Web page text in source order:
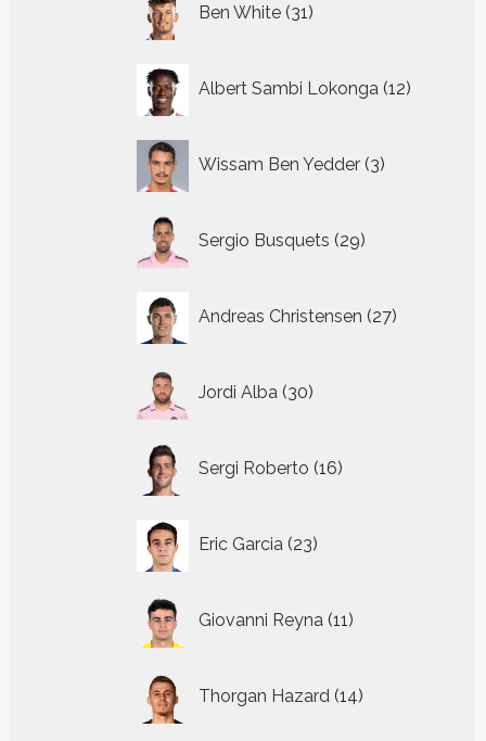
Ben White 31
producten
Albert Sambi Lokonga 12
Wissam Ben Yedder 3
producten
Sergio Busquets 29
producten
Andreas Christensen 27
producten
Jordi Alba 30
producten
Sergi Roberto 16
producten
Eric Garcia 23
producten
Giovanni Reyna 11
producten
Thorgan Hazard 14
producten